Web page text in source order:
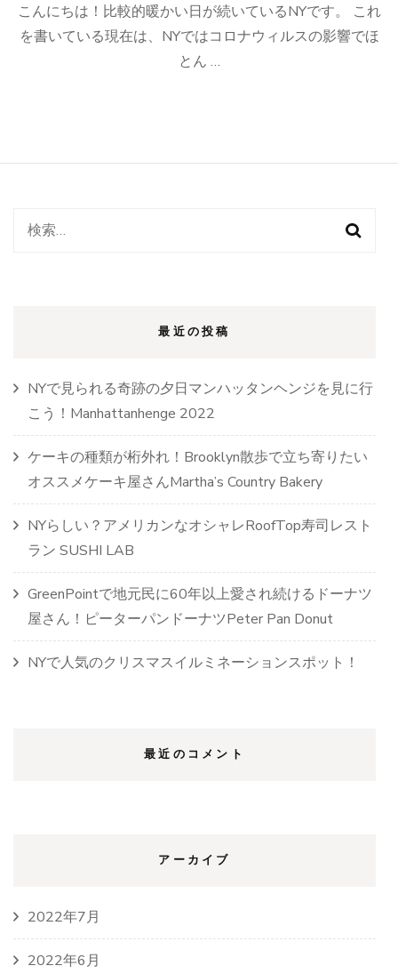
直
前！
ポ
こんにちは！比較的暖かい日が続いているNYです。 これ
を書いている現在は、NYではコロナウィルスの影響でほ
とん …
検
最近の投稿
NYで見られる奇跡の夕日マンハッタンヘンジを見に行
こう！Manhattanhenge 2022
ケーキの種類が桁外れ！Brooklyn散歩で立ち寄りたい
オススメケーキ屋さんMartha’s Country Bakery
NYらしい？アメリカンなオシャレRoofTop寿司レスト
ラン SUSHI LAB
GreenPointで地元民に60年以上愛され続けるドーナツ
屋さん！ピーターパンドーナツPeter Pan Donut
NYで人気のクリスマスイルミネーションスポット！
最近のコメント
アーカイブ
2022年7月
2022年6月